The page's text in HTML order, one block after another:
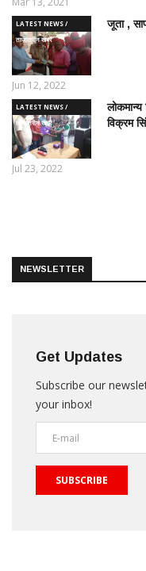
LATEST NEWS /
ताज़ातरीन खबरें
जूता ,
Jun 12, 2022
LATEST NEWS /
ताज़ातरीन खबरें
लोकमान्य
विक्रम
Jul 23, 2022
NEWSLETTER
Get Updates
Subscribe our
your inbox!
SUBSCRIBE